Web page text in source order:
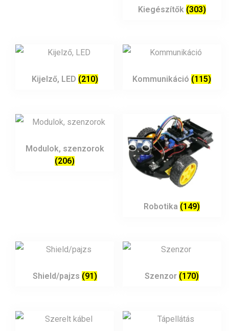
Kiegészítők (303)
Kijelző, LED (210) Kommunikáció (115)
Modulok, szenzorok
(206)
Robotika (149)
Shield/pajzs (91) Szenzor (170)